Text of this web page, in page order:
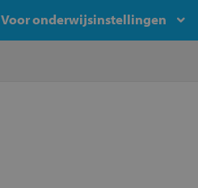
Voor onderwijsinstellingen